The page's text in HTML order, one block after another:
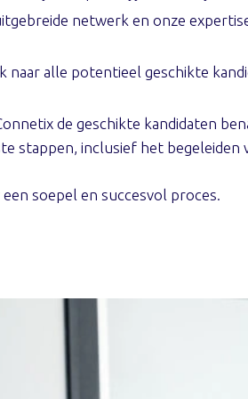
netwerk en onze
naar alle potentieel geschikte
de geschikte kandidaten
stappen, inclusief het
soepel en succesvol proces.